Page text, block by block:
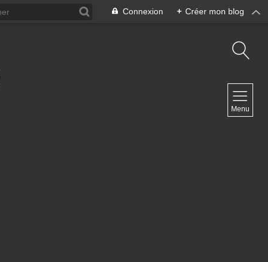
Connexion + Créer mon blog
Menu